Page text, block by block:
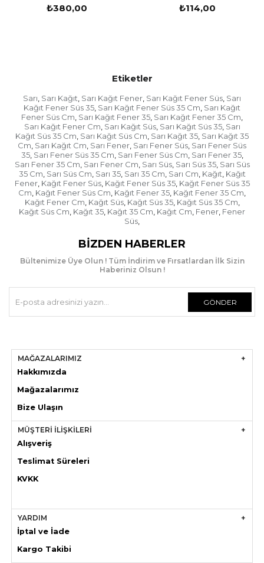
Etiketler
Sarı, Sarı Kağıt, Sarı Kağıt Fener, Sarı Kağıt Fener Süs, Sarı
Kağıt Fener Süs 35, Sarı Kağıt Fener Süs 35 Cm, Sarı Kağıt
Fener Süs Cm, Sarı Kağıt Fener 35, Sarı Kağıt Fener 35 Cm,
Sarı Kağıt Fener Cm, Sarı Kağıt Süs, Sarı Kağıt Süs 35, Sarı
Kağıt Süs 35 Cm, Sarı Kağıt Süs Cm, Sarı Kağıt 35, Sarı Kağıt 35
Cm, Sarı Kağıt Cm, Sarı Fener, Sarı Fener Süs, Sarı Fener Süs
35, Sarı Fener Süs 35 Cm, Sarı Fener Süs Cm, Sarı Fener 35,
Sarı Fener 35 Cm, Sarı Fener Cm, Sarı Süs, Sarı Süs 35, Sarı Süs
35 Cm, Sarı Süs Cm, Sarı 35, Sarı 35 Cm, Sarı Cm, Kağıt, Kağıt
Fener, Kağıt Fener Süs, Kağıt Fener Süs 35, Kağıt Fener Süs 35
Cm, Kağıt Fener Süs Cm, Kağıt Fener 35, Kağıt Fener 35 Cm,
Kağıt Fener Cm, Kağıt Süs, Kağıt Süs 35, Kağıt Süs 35 Cm,
Kağıt Süs Cm, Kağıt 35, Kağıt 35 Cm, Kağıt Cm, Fener, Fener
Süs,
BIZDEN HABERLER
Bültenimize Üye Olun ! Tüm İndirim ve Fırsatlardan İlk Sizin
Haberiniz Olsun !
GÖNDER
MAĞAZALARIMIZ
Hakkımızda
Mağazalarımız
Bize Ulaşın
MÜŞTERİ İLİŞKİLERİ
Alışveriş
Teslimat Süreleri
KVKK
YARDIM
İptal ve İade
Kargo Takibi